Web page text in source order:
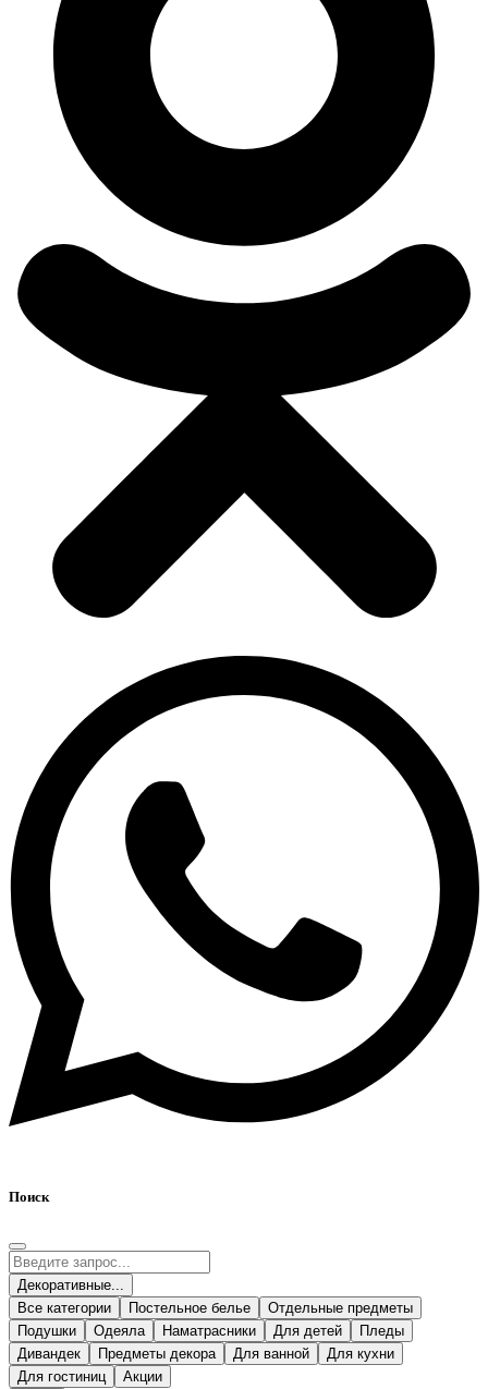
Поиск
Декоративные...
Все категории
Постельное белье
Отдельные предметы
Подушки
Одеяла Наматрасники Для детей
Пледы
Дивандек
Предметы декора Для ванной
Для кухни
Для гостиниц
Акции